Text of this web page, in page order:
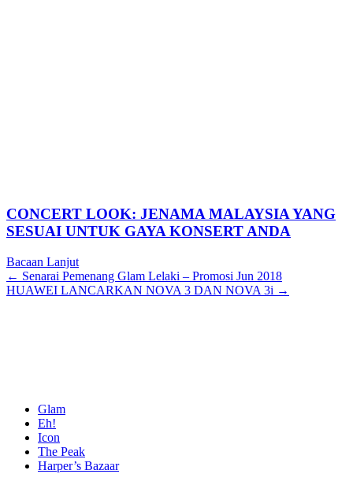
CONCERT LOOK: JENAMA MALAYSIA YANG
SESUAI UNTUK GAYA KONSERT ANDA
Bacaan Lanjut
Posts
navigation
← Senarai Pemenang Glam Lelaki – Promosi Jun 2018
HUAWEI LANCARKAN NOVA 3 DAN NOVA 3i →
Glam
Eh!
Icon
The Peak
Harper’s Bazaar